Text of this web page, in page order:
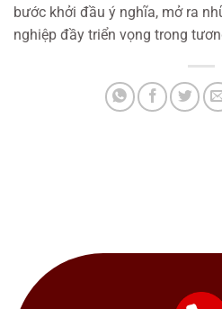
bước khởi đầu ý nghĩa, mở ra
nghiệp đầy triển vọng trong